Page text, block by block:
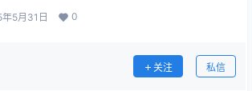
年5月31日 0
关注 私信